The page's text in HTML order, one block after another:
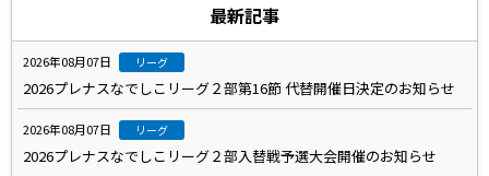
最新記事
2026年08月07日 リーグ
2026プレナスなでしこリーグ２部第16節 代替開催日決定のお知らせ
2026年08月07日 リーグ
2026プレナスなでしこリーグ２部入替戦予選大会開催のお知らせ